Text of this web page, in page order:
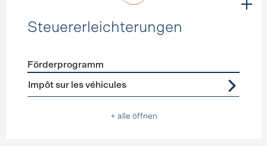
Steuererleichterungen
Förderprogramme Steuererleichterungen
Förderprogramm
Impôt sur les véhicules
+ alle öffnen